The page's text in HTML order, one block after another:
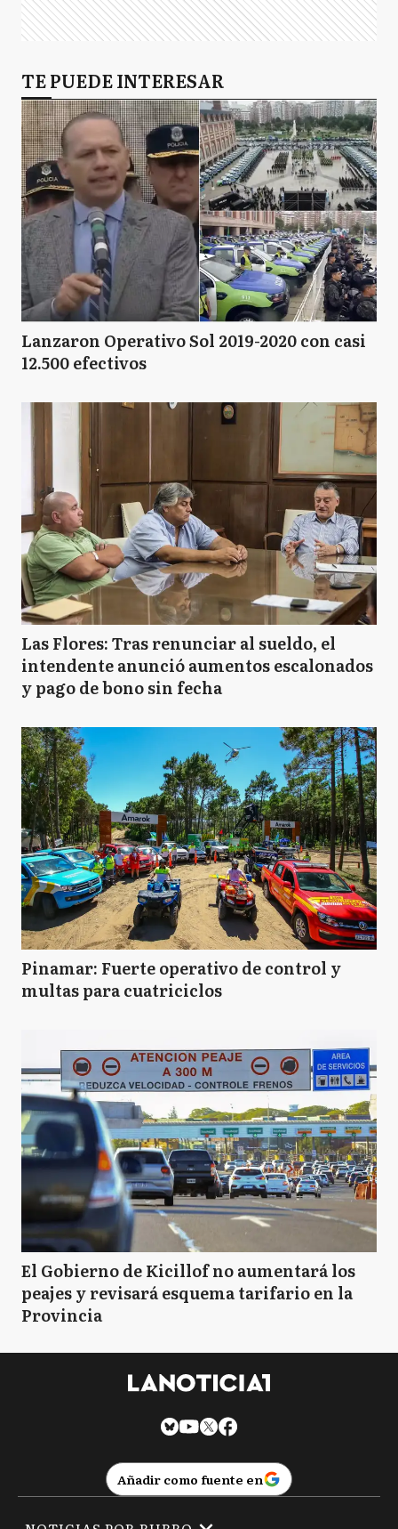
TE PUEDE INTERESAR
Lanzaron Operativo Sol 2019-2020 con casi
12.500 efectivos
Las Flores: Tras renunciar al sueldo, el
intendente anunció aumentos escalonados
y pago de bono sin fecha
Pinamar: Fuerte operativo de control y
multas para cuatriciclos
El Gobierno de Kicillof no aumentará los
peajes y revisará esquema tarifario en la
Provincia
Añadir como fuente en